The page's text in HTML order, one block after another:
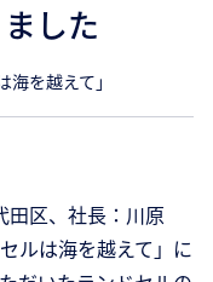
した
を越えて」
田区、社長：川原
ルは海を越えて」に